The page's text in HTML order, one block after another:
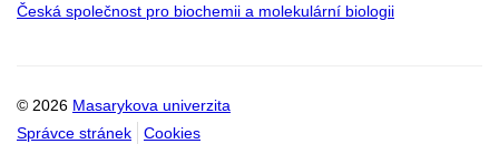
Česká společnost pro biochemii a molekulární biologii
© 2026 Masarykova univerzita
Správce stránek
Cookies